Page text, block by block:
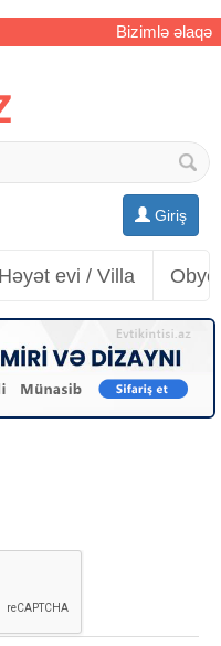
Bizimlə əlaqə
Giriş
Həyət evi / Villa